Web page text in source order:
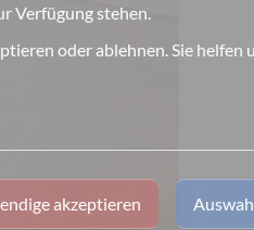
Verfügung stehen.
oder ablehnen. Sie helfen
akzeptieren